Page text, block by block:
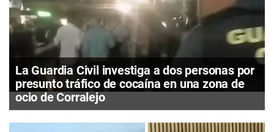
La Guardia Civil investiga a dos personas por
presunto tráfico de cocaína en una zona de
ocio de Corralejo